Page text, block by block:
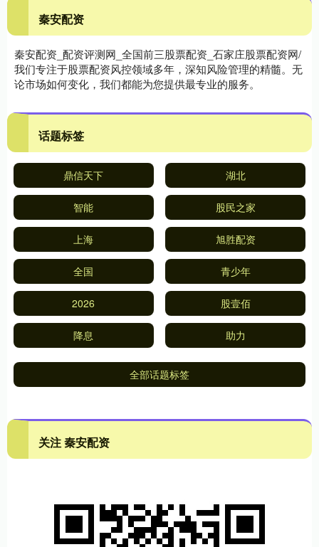
秦安配资
秦安配资_配资评测网_全国前三股票配资_石家庄股票配资网/
我们专注于股票配资风控领域多年，深知风险管理的精髓。无
论市场如何变化，我们都能为您提供最专业的服务。
话题标签
鼎信天下 湖北
智能 股民之家
上海 旭胜配资
全国 青少年
2026 股壹佰
降息 助力
全部话题标签
关注 秦安配资